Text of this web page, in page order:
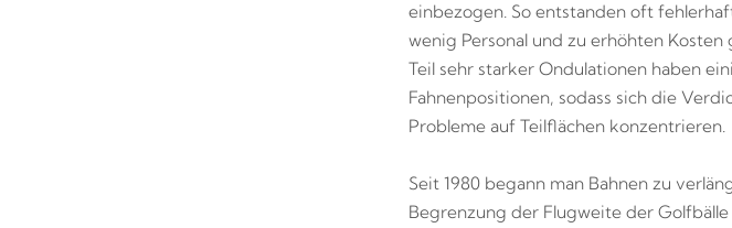
einbezogen. So entstanden oft
wenig Personal und zu erhöhten
Teil sehr starker Ondulationen haben
Fahnenpositionen, sodass sich die
Probleme auf Teilflächen konzentrieren.
Seit 1980 begann man Bahnen zu
Begrenzung der Flugweite der